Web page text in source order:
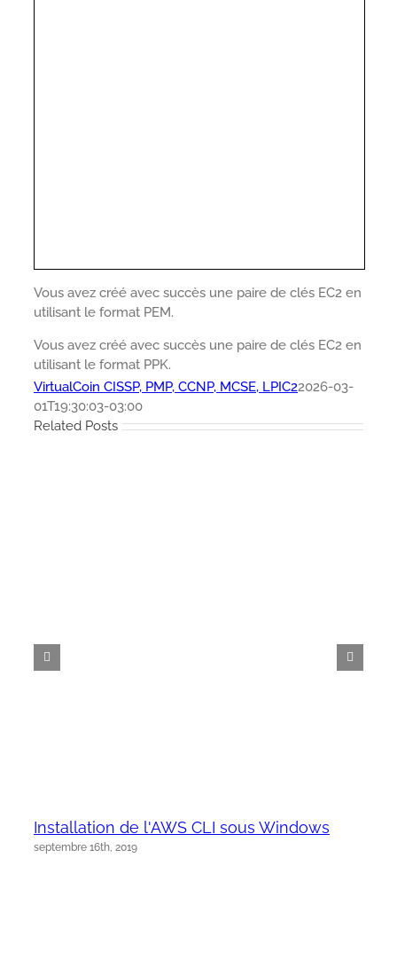
Vous avez créé avec succès une paire de clés EC2 en
utilisant le format PEM.
Vous avez créé avec succès une paire de clés EC2 en
utilisant le format PPK.
VirtualCoin CISSP, PMP, CCNP, MCSE, LPIC22026-03-
01T19:30:03-03:00
Related Posts
Installation de l'AWS CLI sous Windows
septembre 16th, 2019